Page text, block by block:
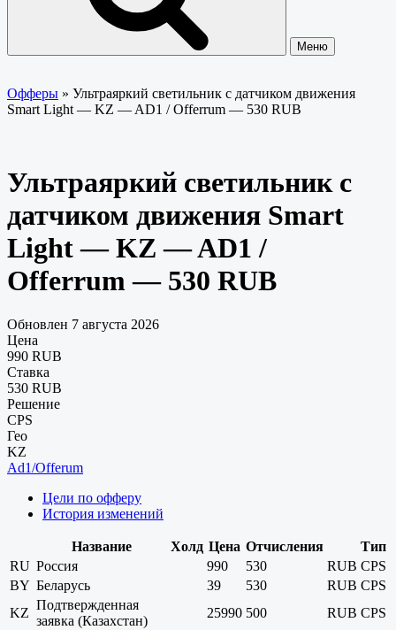
Меню
Офферы » Ультраяркий светильник с датчиком движения
Smart Light — KZ — AD1 / Offerrum — 530 RUB
Ультраяркий светильник с
датчиком движения Smart
Light — KZ — AD1 /
Offerrum — 530 RUB
Обновлен 7 августа 2026
Цена
990 RUB
Ставка
530 RUB
Решение
CPS
Гео
KZ
Ad1/Offerum
Цели по офферу
История изменений
Название Холд Цена Отчисления
Тип
RU Россия 990 530 RUB CPS
BY Беларусь 39 530 RUB CPS
KZ
Подтвержденная
заявка (Казахстан)
25990 500 RUB CPS